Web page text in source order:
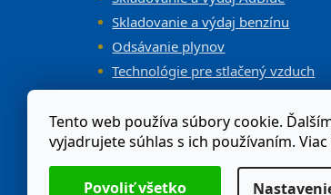
Tento web používa súbory cookie.
vyjadrujete súhlas s ich používaním.
Skladovanie a výdaj benzínu
Odsávanie plynov
Technológie pre stlačený vzduch
Vybavenie dielne a servisov
Odstúpenie od zmluvy